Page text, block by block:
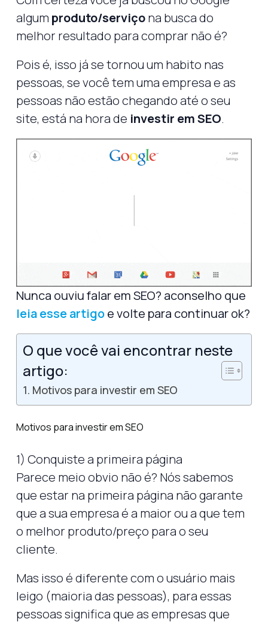
algum produto/serviçona busca do
melhor resultado para comprar não é?
Pois é, isso já se tornou um habito nas
pessoas, se você tem uma empresa e as
pessoas não estão chegando até o seu
site, está na hora de investir em SEO.
Nunca ouviu falar em SEO? aconselho que
leia esse artigoe volte para continuar ok?
O que você vai encontrar neste
artigo:
Motivos para investir em SEO
Motivos para investir em SEO
1) Conquiste a primeira página
Parece meio obvio não é? Nós sabemos
que estar na primeira página não garante
que a sua empresa é a maior ou a que tem
o melhor produto/preço para o seu
cliente.
Mas isso é diferente com o usuário mais
leigo (maioria das pessoas), para essas
pessoas significa que as empresas que